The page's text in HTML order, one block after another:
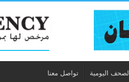
الصحف اليومية تواصل معنا